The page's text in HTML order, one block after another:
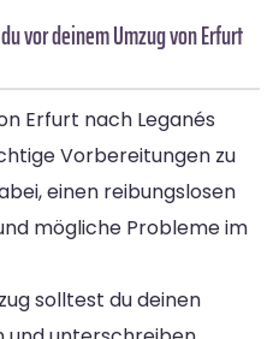
vor deinem Umzug von Erfurt
Erfurt nach Leganés
Vorbereitungen zu
einen reibungslosen
mögliche Probleme im
solltest du deinen